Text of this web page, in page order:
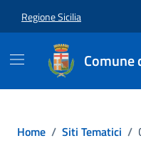
Regione Sicilia
Comune
Home / Siti Tematici /